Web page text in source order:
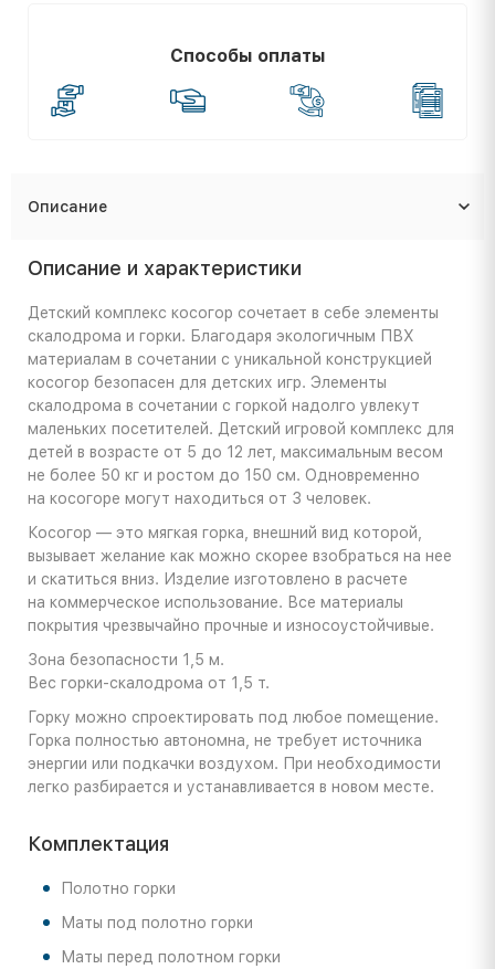
Способы оплаты
Описание
Описание и характеристики
Детский комплекс косогор сочетает в себе элементы
скалодрома и горки. Благодаря экологичным ПВХ
материалам в сочетании с уникальной конструкцией
косогор безопасен для детских игр. Элементы
скалодрома в сочетании с горкой надолго увлекут
маленьких посетителей. Детский игровой комплекс для
детей в возрасте от 5 до 12 лет, максимальным весом
не более 50 кг и ростом до 150 см. Одновременно
на косогоре могут находиться от 3 человек.
Косогор — это мягкая горка, внешний вид которой,
вызывает желание как можно скорее взобраться на нее
и скатиться вниз. Изделие изготовлено в расчете
на коммерческое использование. Все материалы
покрытия чрезвычайно прочные и износоустойчивые.
Зона безопасности 1,5 м.
Вес горки-скалодрома от 1,5 т.
Горку можно спроектировать под любое помещение.
Горка полностью автономна, не требует источника
энергии или подкачки воздухом. При необходимости
легко разбирается и устанавливается в новом месте.
Комплектация
Полотно горки
Маты под полотно горки
Маты перед полотном горки